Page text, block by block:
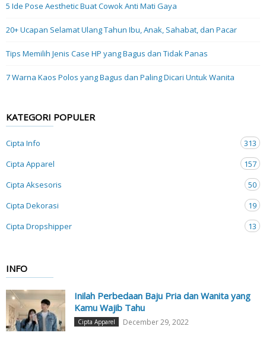
5 Ide Pose Aesthetic Buat Cowok Anti Mati Gaya
20+ Ucapan Selamat Ulang Tahun Ibu, Anak, Sahabat, dan Pacar
Tips Memilih Jenis Case HP yang Bagus dan Tidak Panas
7 Warna Kaos Polos yang Bagus dan Paling Dicari Untuk Wanita
KATEGORI POPULER
Cipta Info
313
Cipta Apparel
157
Cipta Aksesoris
50
Cipta Dekorasi
19
Cipta Dropshipper
13
INFO
Inilah Perbedaan Baju Pria dan Wanita yang
Kamu Wajib Tahu
Cipta Apparel December 29, 2022